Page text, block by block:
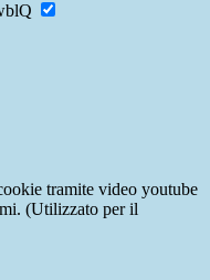
tramite video youtube
(Utilizzato per il